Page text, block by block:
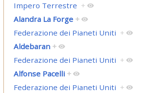
Impero Terrestre +
Alandra La Forge +
Federazione dei Pianeti Uniti +
Aldebaran +
Federazione dei Pianeti Uniti +
Alfonse Pacelli +
Federazione dei Pianeti Uniti +